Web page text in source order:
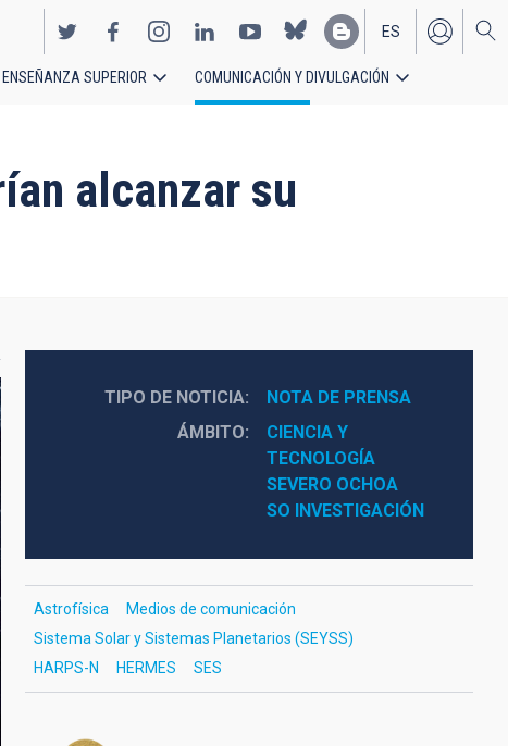
EN
ES
ENSEÑANZA SUPERIOR COMUNICACIÓN Y DIVULGACIÓN
alcanzar su
TIPO DE NOTICIA
NOTA DE PRENSA
ÁMBITO
CIENCIA Y
TECNOLOGÍA
SEVERO OCHOA
SO INVESTIGACIÓN
Astrofísica
Medios de comunicación
Sistema Solar y Sistemas Planetarios (SEYSS)
HARPS-N
HERMES SES